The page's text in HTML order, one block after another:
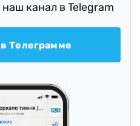
канал в Telegram
Телеграмме